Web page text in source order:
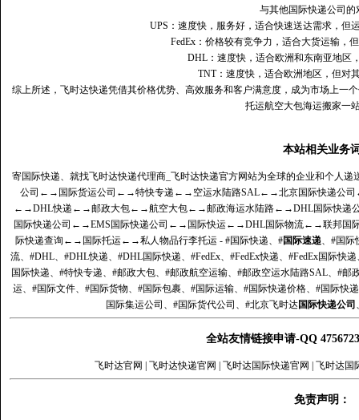
与其他国际快递公司的
UPS：速度快，服务好，适合快速送达需求，但
FedEx：价格较有竞争力，适合大货运输，
DHL：速度快，适合欧洲和东南亚地区
TNT：速度快，适合欧洲地区，但对
综上所述，飞时达快递凭借其价格优势、高效服务和客户满意度，成为市场上一
托运航空大包海运搬家一
本站相关业务
寄国际快递、就找飞时达快递代理商_飞时达快递官方网站为全球的企业和个人递
公司 ←→ 国际货运公司 ←→特快专递 ←→ 空运水陆路SAL←→北京国际快递公司
←→DHL快递 ←→邮政大包←→航空大包←→邮政海运水陆路←→DHL国际快递
国际快递公司 ←→EMS国际快递公司 ←→ 国际快运←→DHL国际物流←→联邦国
际快递查询 ←→ 国际托运←→私人物品行李托运 - #国际快递、#国际速递、#国际
流、#DHL、#DHL快递、#DHL国际快递、#FedEx、#FedEx快递、#FedEx国际快
国际快递、#特快专递、#邮政大包、#邮政航空运输、#邮政空运水陆路SAL、#
运、#国际文件、#国际货物、#国际包裹、#国际运输、#国际快递价格、#国际快
国际集运公司、#国际货代公司、#北京飞时达国际快递公司
全站友情链接申请-QQ
飞时达官网 飞时达快递官网 飞时达国际快递官网 飞时达国
免责声明：